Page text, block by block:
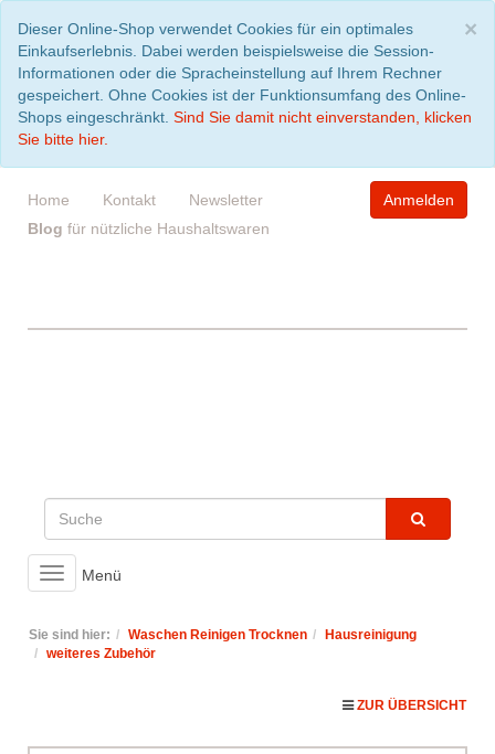
×
Dieser Online-Shop verwendet Cookies für ein optimales
Einkaufserlebnis. Dabei werden beispielsweise die Session-
Informationen oder die Spracheinstellung auf Ihrem Rechner
gespeichert. Ohne Cookies ist der Funktionsumfang des Online-
Shops eingeschränkt. Sind Sie damit nicht einverstanden, klicken
Sie bitte hier.
Home Kontakt
Newsletter
Blog für nützliche Haushaltswaren
Anmelden
Toggle
navigation
Menü
Sie sind hier: Waschen Reinigen Trocknen
Hausreinigung
weiteres Zubehör
ZUR ÜBERSICHT